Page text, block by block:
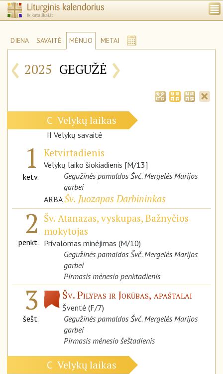
DIENA SAVAITĖ MĖNUO METAI
‹ 2025 GEGUŽĖ ›
C Velykų laikas
II Velykų savaitė
1
ketv.
Ketvirtadienis
Velykų laiko šiokiadienis [M/13]
Gegužinės pamaldos Švč. Mergelės Marijos
garbei
ARBAŠv. Juozapas Darbininkas
2
penkt.
Šv. Atanazas, vyskupas, Bažnyčios
mokytojas
Privalomas minėjimas (M/10)
Gegužinės pamaldos Švč. Mergelės Marijos
garbei
Pirmasis mėnesio penktadienis
3
šešt.
Šv. Pilypas ir Jokūbas, apaštalai
Šventė (F/7)
Gegužinės pamaldos Švč. Mergelės Marijos
garbei
Pirmasis mėnesio šeštadienis
C Velykų laikas